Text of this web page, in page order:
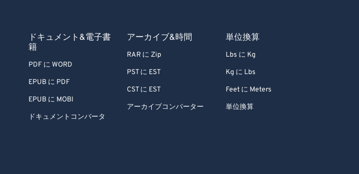
ドキュメント&電子書
籍
PDF に WORD
EPUB に PDF
EPUB に MOBI
ドキュメントコンバータ
アーカイブ&時間
RAR に Zip
PST に EST
CST に EST
アーカイブコンバーター
単位換算
Lbs に Kg
Kg に Lbs
Feet に Meters
単位換算